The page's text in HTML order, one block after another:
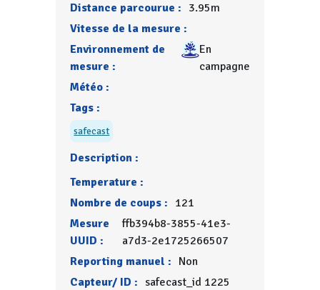
Distance parcourue : 3.95m
Vitesse de la mesure :
Environnement de
mesure :
En
campagne
Météo :
Tags :
safecast
Description :
Temperature :
Nombre de coups : 121
Mesure
UUID :
ffb394b8-3855-41e3-
a7d3-2e1725266507
Reporting manuel : Non
Capteur/ ID : safecast_id 1225